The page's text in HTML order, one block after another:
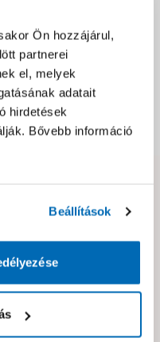
Ön hozzájárul,
partnerei
el, melyek
adatait
hirdetések
Bővebb információ
Beállítások